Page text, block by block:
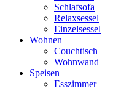
Schlafsofa
Relaxsessel
Einzelsessel
Wohnen
Couchtisch
Wohnwand
Speisen
Esszimmer